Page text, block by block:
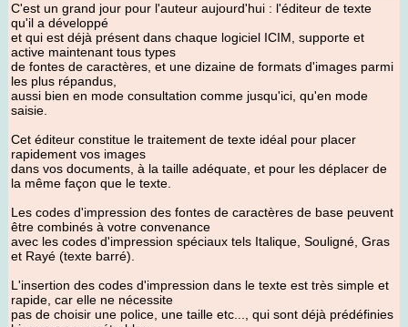
C'est un grand jour pour l'auteur aujourd'hui : l'éditeur de texte
qu'il a développé
et qui est déjà présent dans chaque logiciel ICIM, supporte et
active maintenant tous types
de fontes de caractères, et une dizaine de formats d'images parmi
les plus répandus,
aussi bien en mode consultation comme jusqu'ici, qu'en mode
saisie.
Cet éditeur constitue le traitement de texte idéal pour placer
rapidement vos images
dans vos documents, à la taille adéquate, et pour les déplacer de
la même façon que le texte.
Les codes d'impression des fontes de caractères de base peuvent
être combinés à votre convenance
avec les codes d'impression spéciaux tels Italique, Souligné, Gras
et Rayé (texte barré).
L'insertion des codes d'impression dans le texte est très simple et
rapide, car elle ne nécessite
pas de choisir une police, une taille etc..., qui sont déjà prédéfinies